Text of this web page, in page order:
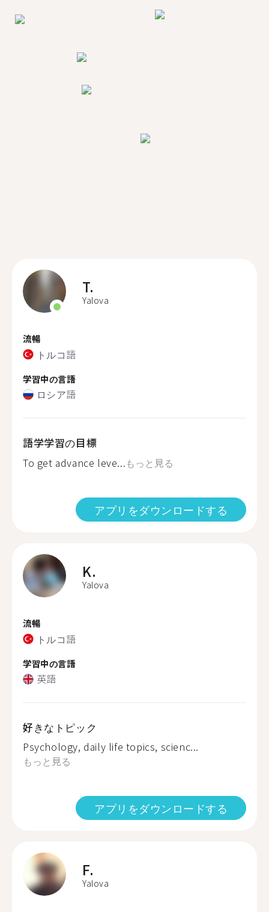
T.
Yalova
流暢
トルコ語
学習中の言語
ロシア語
語学学習の目標
To get advance leve...もっと見る
アプリをダウンロードする
K.
Yalova
流暢
トルコ語
学習中の言語
英語
好きなトピック
Psychology, daily life topics, scienc...
もっと見る
アプリをダウンロードする
F.
Yalova